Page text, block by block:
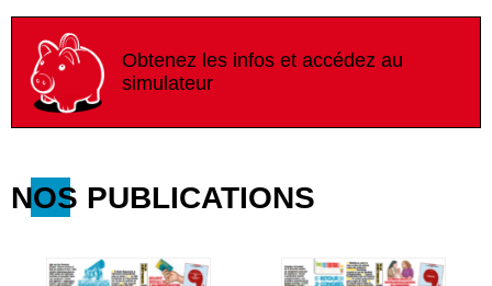
Obtenez les infos et accédez au
simulateur
NOS PUBLICATIONS